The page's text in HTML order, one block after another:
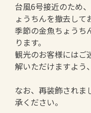
台風6号接近のため
ょうちんを撤去して
季節の金魚ちょうち
ります。
観光のお客様にはご
解いただけますよう
なお、再装飾されま
承ください。